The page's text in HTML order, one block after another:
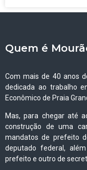
Quem é
Com mais de 40 anos
dedicada ao trabalho
Econômico de Praia
Mas, para chegar até
construção de uma
mandatos de prefeito
deputado federal,
prefeito e outro de